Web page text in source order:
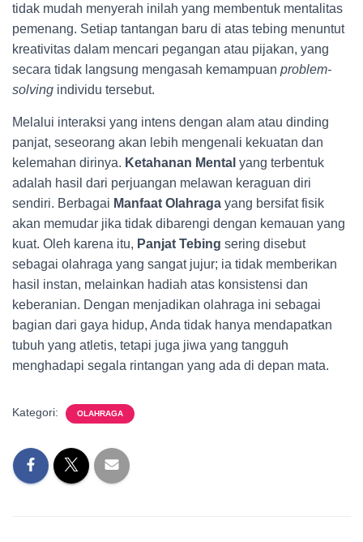
tidak mudah menyerah inilah yang membentuk mentalitas
pemenang. Setiap tantangan baru di atas tebing menuntut
kreativitas dalam mencari pegangan atau pijakan, yang
secara tidak langsung mengasah kemampuan problem-
solving individu tersebut.
Melalui interaksi yang intens dengan alam atau dinding
panjat, seseorang akan lebih mengenali kekuatan dan
kelemahan dirinya. Ketahanan Mental yang terbentuk
adalah hasil dari perjuangan melawan keraguan diri
sendiri. Berbagai Manfaat Olahraga yang bersifat fisik
akan memudar jika tidak dibarengi dengan kemauan yang
kuat. Oleh karena itu, Panjat Tebing sering disebut
sebagai olahraga yang sangat jujur; ia tidak memberikan
hasil instan, melainkan hadiah atas konsistensi dan
keberanian. Dengan menjadikan olahraga ini sebagai
bagian dari gaya hidup, Anda tidak hanya mendapatkan
tubuh yang atletis, tetapi juga jiwa yang tangguh
menghadapi segala rintangan yang ada di depan mata.
Kategori: OLAHRAGA